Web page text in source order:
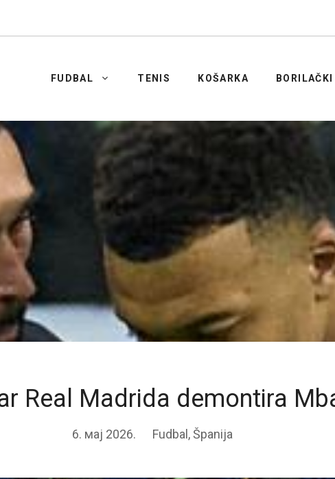
FUDBAL TENIS KOŠARKA
Real Madrida demontira
6. мај 2026. Fudbal ,Španija